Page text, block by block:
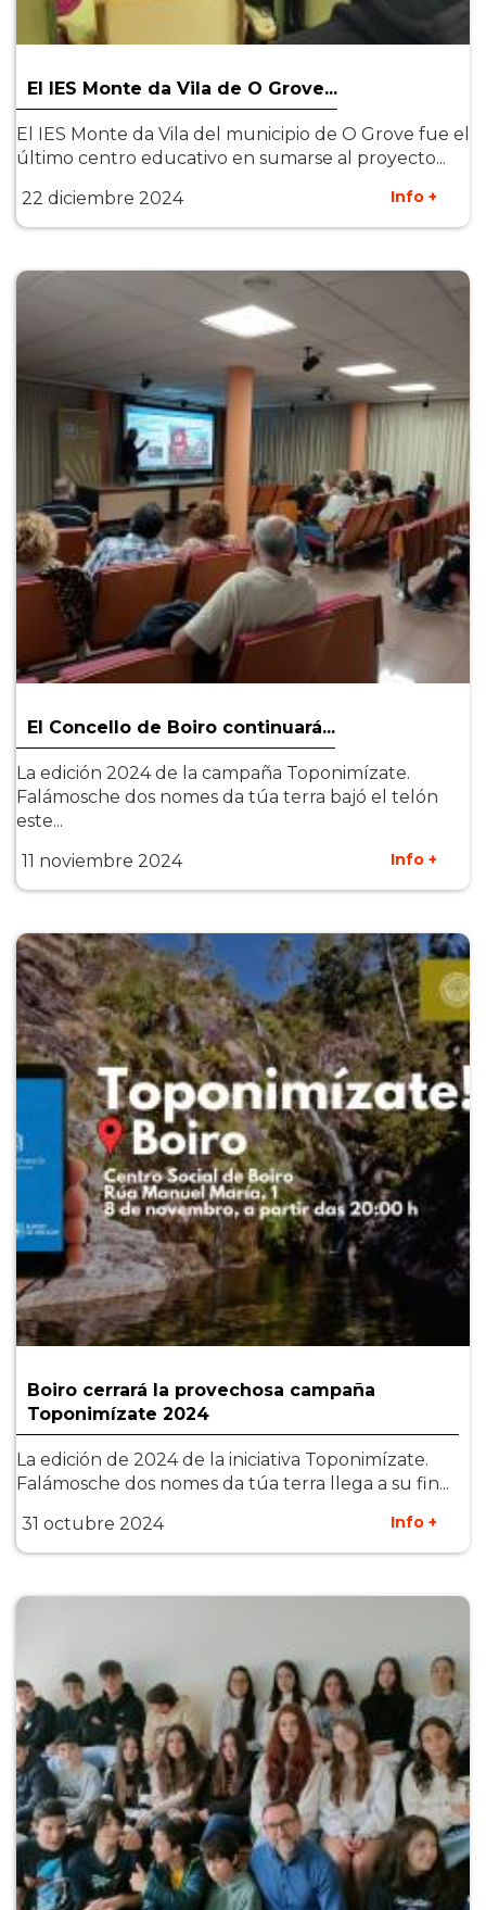
El IES Monte da Vila de O Grove...
El IES Monte da Vila del municipio de O Grove fue el
último centro educativo en sumarse al proyecto...
22 diciembre 2024
Info +
El Concello de Boiro continuará...
La edición 2024 de la campaña Toponimízate.
Falámosche dos nomes da túa terra bajó el telón
este...
11 noviembre 2024
Info +
Boiro cerrará la provechosa campaña
Toponimízate 2024
La edición de 2024 de la iniciativa Toponimízate.
Falámosche dos nomes da túa terra llega a su fin...
31 octubre 2024
Info +